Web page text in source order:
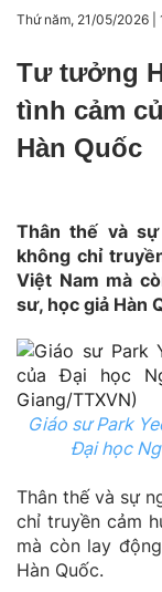
Thứ năm, 21/05/2026
Tư tưởng
tình cảm
Hàn Quốc
Thân thế và
không chỉ
Việt Nam mà
sư, học giả Hàn
Giáo sư Park
Đại học
Thân thế và sự
chỉ truyền cảm
mà còn lay
Hàn Quốc.